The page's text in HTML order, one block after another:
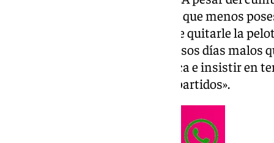
tuvimos, que es cierto, fue el día que menos
estando bien, fuimos capaces de quitarle la
No tuvimos esa precisión, son esos días malos
futuro. Hay que hacer autocrítica e insistir en
generar peligro con él en estos partidos».